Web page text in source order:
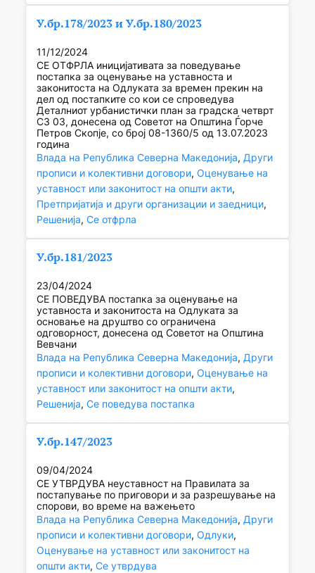
У.бр.178/2023 и У.бр.180/2023
11/12/2024
СЕ ОТФРЛA иницијативата за поведување
постапка за оценување на уставноста и
законитоста на Одлуката за времен прекин на
дел од постапките со кои се спроведува
Деталниот урбанистички план за градска четврт
C3 03, донесена од Советот на Општина Ѓорче
Петров Скопје, со број 08-1360/5 од 13.07.2023
година
Влада на Република Северна Македонија, Други
прописи и колективни договори, Оценување на
уставност или законитост на општи акти
Претпријатија и други организации и заедници
Решенија, Се отфрла
У.бр.181/2023
23/04/2024
СЕ ПОВЕДУВА постапка за оценување на
уставноста и законитоста на Одлуката за
основање на друштво со ограничена
одговорност, донесена од Советот на Општина
Вевчани
Влада на Република Северна Македонија, Други
прописи и колективни договори, Оценување на
уставност или законитост на општи акти
Решенија, Се поведува постапка
У.бр.147/2023
09/04/2024
СЕ УТВРДУВА неуставност на Правилата за
постапување по приговори и за разрешување на
спорови, во време на важењето
Влада на Република Северна Македонија, Други
прописи и колективни договори, Одлуки
Оценување на уставност или законитост на
општи акти, Се утврдува